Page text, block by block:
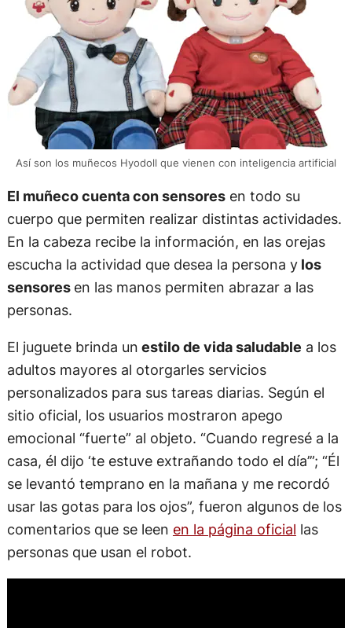
Así son los muñecos Hyodoll que vienen con inteligencia artificial
El muñeco cuenta con sensoresen todo su
cuerpo que permiten realizar distintas actividades.
En la cabeza recibe la información, en las orejas
escucha la actividad que desea la persona ylos
sensores en las manos permiten abrazar a las
personas.
El juguete brinda un estilo de vida saludable a los
adultos mayores al otorgarles servicios
personalizados para sus tareas diarias. Según el
sitio oficial, los usuarios mostraron apego
emocional “fuerte” al objeto. “Cuando regresé a la
casa, él dijo ‘te estuve extrañando todo el día’”; “Él
se levantó temprano en la mañana y me recordó
usar las gotas para los ojos”, fueron algunos de los
comentarios que se leen en la página oficial las
personas que usan el robot.